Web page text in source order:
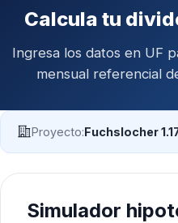
Calcula tu
Ingresa los datos en UF
mensual referencial
Proyecto:Fuchslocher
Simulador